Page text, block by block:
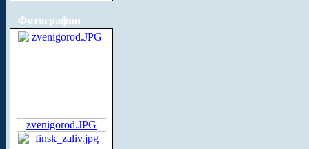
Фотографии
zvenigorod.JPG